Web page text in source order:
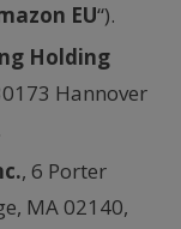
EU“).
Holding
Hannover
, 6 Porter
MA 02140,